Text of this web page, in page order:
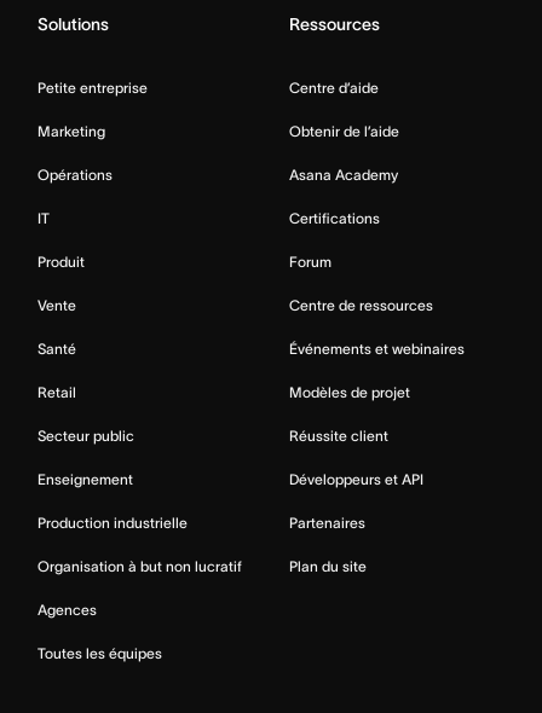
Solutions
Petite entreprise
Marketing
Opérations
IT
Produit
Vente
Santé
Retail
Secteur public
Enseignement
Production industrielle
Organisation à but non lucratif
Agences
Toutes les équipes
Ressources
Centre d’aide
Obtenir de l’aide
Asana Academy
Certifications
Forum
Centre de ressources
Événements et webinaires
Modèles de projet
Réussite client
Développeurs et API
Partenaires
Plan du site